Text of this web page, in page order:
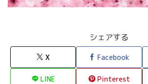
シェアする
X Facebook
LINE Pinterest